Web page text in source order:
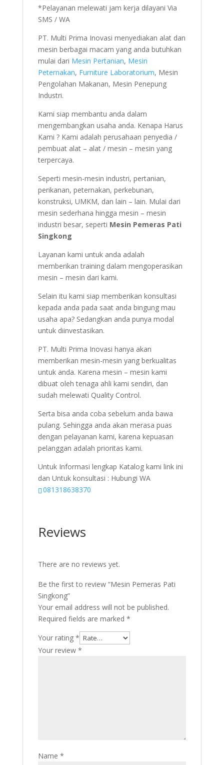
*Pelayanan melewati jam kerja dilayani Via
SMS / WA
PT. Multi Prima Inovasi menyediakan alat dan
mesin berbagai macam yang anda butuhkan
mulai dari Mesin Pertanian, Mesin
Peternakan, Furniture Laboratorium, Mesin
Pengolahan Makanan, Mesin Penepung
Industri.
Kami siap membantu anda dalam
mengembangkan usaha anda. Kenapa Harus
Kami ? Kami adalah perusahaan penyedia /
pembuat alat – alat / mesin – mesin yang
terpercaya.
Seperti mesin-mesin industri, pertanian,
perikanan, peternakan, perkebunan,
konstruksi, UMKM, dan lain – lain. Mulai dari
mesin sederhana hingga mesin – mesin
industri besar, seperti Mesin Pemeras Pati
Singkong
Layanan kami untuk anda adalah
memberikan training dalam mengoperasikan
mesin – mesin dari kami.
Selain itu kami siap memberikan konsultasi
kepada anda pada saat anda bingung mau
usaha apa? Sedangkan anda punya modal
untuk diinvestasikan.
PT. Multi Prima Inovasi hanya akan
memberikan mesin-mesin yang berkualitas
untuk anda. Karena mesin – mesin kami
dibuat oleh tenaga ahli kami sendiri, dan
sudah melewati Quality Control.
Serta bisa anda coba sebelum anda bawa
pulang. Sehingga anda akan merasa puas
dengan pelayanan kami, karena kepuasan
pelanggan adalah prioritas kami.
Untuk Informasi lengkap Katalog kami link ini
dan Untuk konsultasi : Hubungi WA
081318638370
Reviews
There are no reviews yet.
Be the first to review “Mesin Pemeras Pati
Singkong”
Your email address will not be published.
Required fields are marked *
Your rating *
Your review *
Name *